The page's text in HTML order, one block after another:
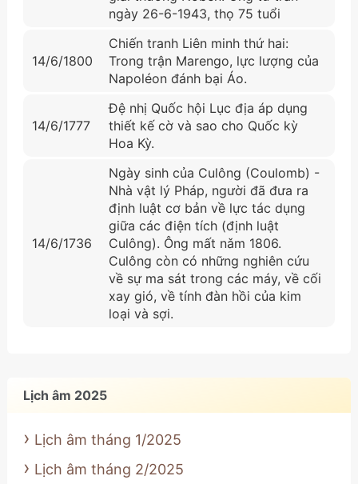
ngày 26-6-1943, thọ 75 tuổi
14/6/1800
Chiến tranh Liên minh thứ hai:
Trong trận Marengo, lực lượng của
Napoléon đánh bại Áo.
14/6/1777
Đệ nhị Quốc hội Lục địa áp dụng
thiết kế cờ và sao cho Quốc kỳ
Hoa Kỳ.
14/6/1736
Ngày sinh của Culông (Coulomb) -
Nhà vật lý Pháp, người đã đưa ra
định luật cơ bản về lực tác dụng
giữa các điện tích (định luật
Culông). Ông mất nǎm 1806.
Culông còn có những nghiên cứu
về sự ma sát trong các máy, về cối
xay gió, về tính đàn hồi của kim
loại và sợi.
Lịch âm 2025
Lịch âm tháng 1/2025
Lịch âm tháng 2/2025